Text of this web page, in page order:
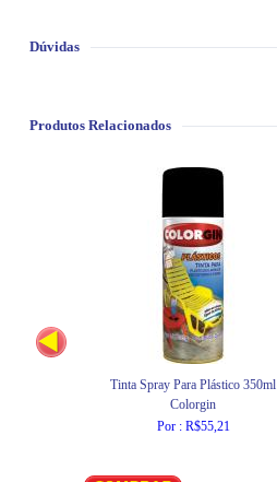
Dúvidas
Produtos Relacionados
Tinta Spray Para Plástico 350ml
Colorgin
Por : R$55,21